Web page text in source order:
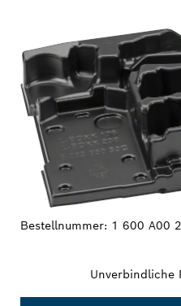
Bestellnummer: 1 600 A00
Unverbindliche